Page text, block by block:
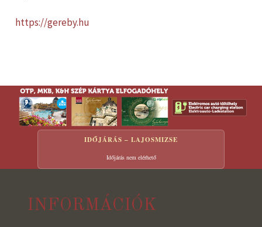
https://gereby.hu
IDŐJÁRÁS – LAJOSMIZSE
Időjárás nem elérhető
INFORMÁCIÓK